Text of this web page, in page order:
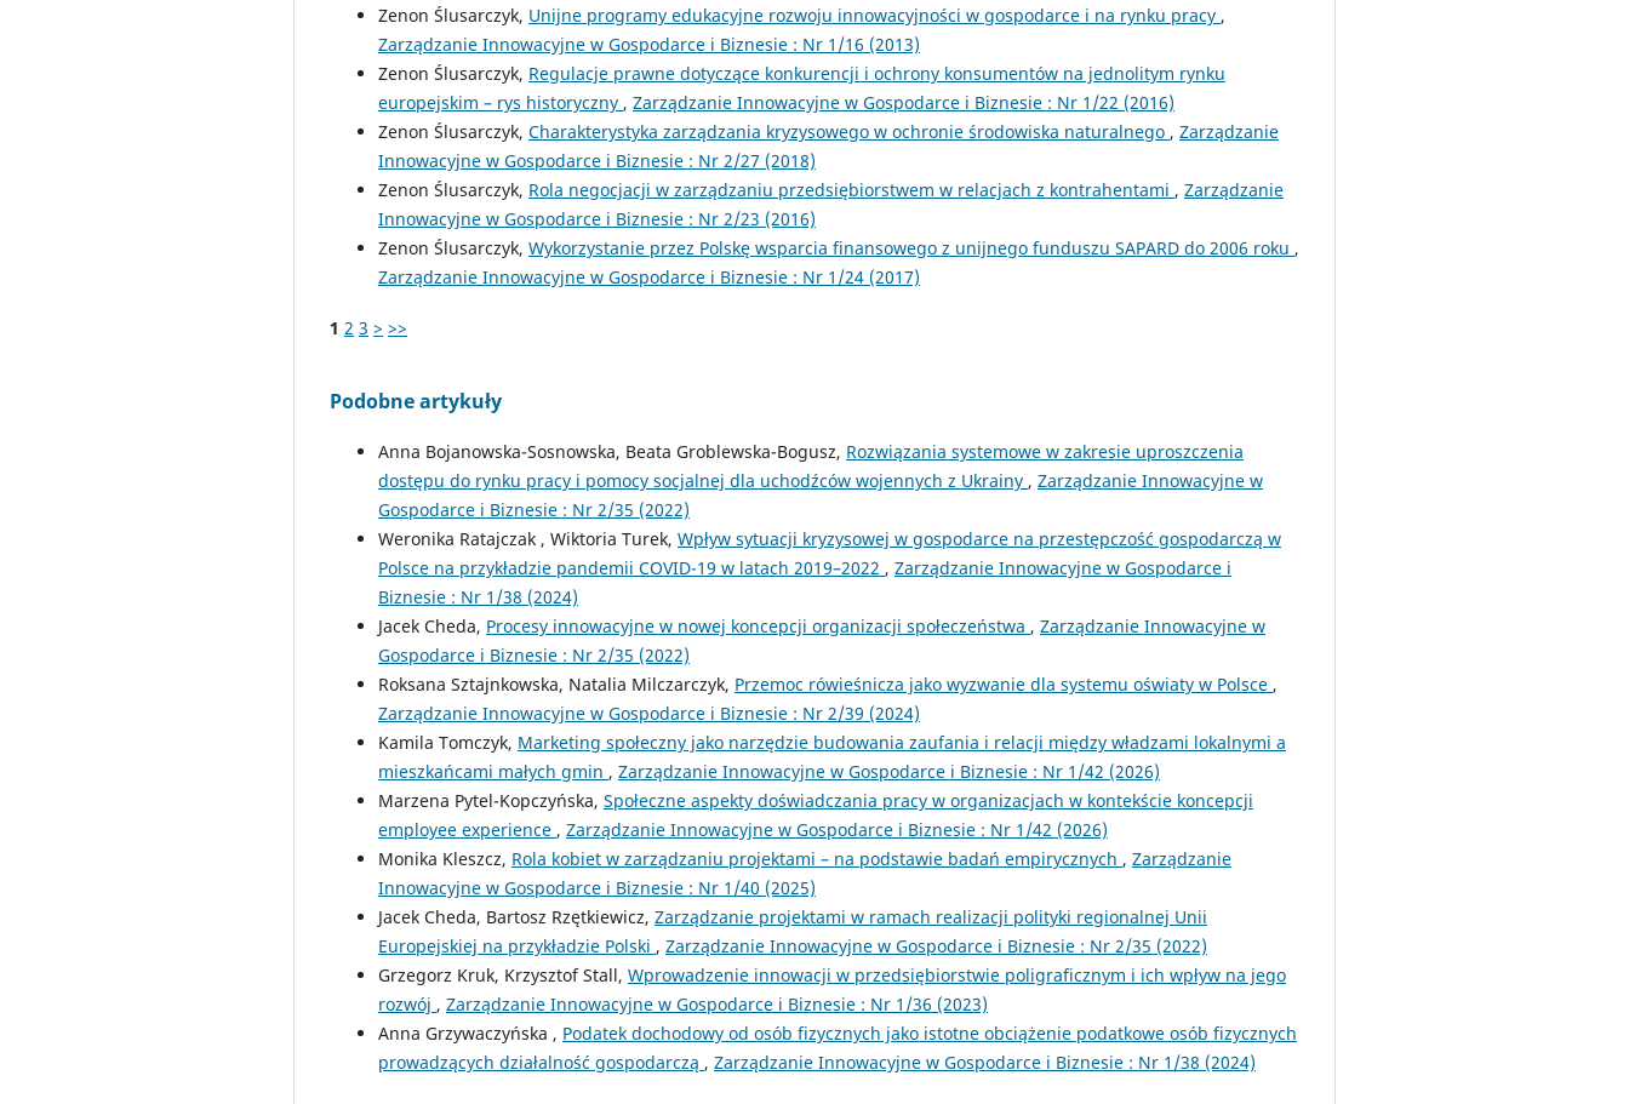
Zenon Ślusarczyk, Unijne programy edukacyjne rozwoju innowacyjności w gospodarce i na rynku pracy ,
Zarządzanie Innowacyjne w Gospodarce i Biznesie : Nr 1/16 (2013)
Zenon Ślusarczyk, Regulacje prawne dotyczące konkurencji i ochrony konsumentów na jednolitym rynku
europejskim – rys historyczny , Zarządzanie Innowacyjne w Gospodarce i Biznesie : Nr 1/22 (2016)
Zenon Ślusarczyk, Charakterystyka zarządzania kryzysowego w ochronie środowiska naturalnego , Zarządzanie
Innowacyjne w Gospodarce i Biznesie : Nr 2/27 (2018)
Zenon Ślusarczyk, Rola negocjacji w zarządzaniu przedsiębiorstwem w relacjach z kontrahentami , Zarządzanie
Innowacyjne w Gospodarce i Biznesie : Nr 2/23 (2016)
Zenon Ślusarczyk, Wykorzystanie przez Polskę wsparcia finansowego z unijnego funduszu SAPARD do 2006 roku ,
Zarządzanie Innowacyjne w Gospodarce i Biznesie : Nr 1/24 (2017)
1 2 3 > >>
Podobne artykuły
Anna Bojanowska-Sosnowska, Beata Groblewska-Bogusz, Rozwiązania systemowe w zakresie uproszczenia
dostępu do rynku pracy i pomocy socjalnej dla uchodźców wojennych z Ukrainy , Zarządzanie Innowacyjne w
Gospodarce i Biznesie : Nr 2/35 (2022)
Weronika Ratajczak , Wiktoria Turek, Wpływ sytuacji kryzysowej w gospodarce na przestępczość gospodarczą w
Polsce na przykładzie pandemii COVID-19 w latach 2019–2022 , Zarządzanie Innowacyjne w Gospodarce i
Biznesie : Nr 1/38 (2024)
Jacek Cheda, Procesy innowacyjne w nowej koncepcji organizacji społeczeństwa , Zarządzanie Innowacyjne w
Gospodarce i Biznesie : Nr 2/35 (2022)
Roksana Sztajnkowska, Natalia Milczarczyk, Przemoc rówieśnicza jako wyzwanie dla systemu oświaty w Polsce ,
Zarządzanie Innowacyjne w Gospodarce i Biznesie : Nr 2/39 (2024)
Kamila Tomczyk, Marketing społeczny jako narzędzie budowania zaufania i relacji między władzami lokalnymi a
mieszkańcami małych gmin , Zarządzanie Innowacyjne w Gospodarce i Biznesie : Nr 1/42 (2026)
Marzena Pytel-Kopczyńska, Społeczne aspekty doświadczania pracy w organizacjach w kontekście koncepcji
employee experience , Zarządzanie Innowacyjne w Gospodarce i Biznesie : Nr 1/42 (2026)
Monika Kleszcz, Rola kobiet w zarządzaniu projektami – na podstawie badań empirycznych , Zarządzanie
Innowacyjne w Gospodarce i Biznesie : Nr 1/40 (2025)
Jacek Cheda, Bartosz Rzętkiewicz, Zarządzanie projektami w ramach realizacji polityki regionalnej Unii
Europejskiej na przykładzie Polski , Zarządzanie Innowacyjne w Gospodarce i Biznesie : Nr 2/35 (2022)
Grzegorz Kruk, Krzysztof Stall, Wprowadzenie innowacji w przedsiębiorstwie poligraficznym i ich wpływ na jego
rozwój , Zarządzanie Innowacyjne w Gospodarce i Biznesie : Nr 1/36 (2023)
Anna Grzywaczyńska , Podatek dochodowy od osób fizycznych jako istotne obciążenie podatkowe osób fizycznych
prowadzących działalność gospodarczą , Zarządzanie Innowacyjne w Gospodarce i Biznesie : Nr 1/38 (2024)